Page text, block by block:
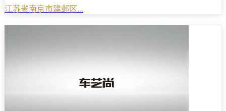
江苏省南京市建邺区...